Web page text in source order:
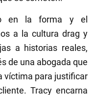
en la forma y el
a la cultura drag y
a historias reales,
de una abogada que
víctima para justificar
Tracy encarna